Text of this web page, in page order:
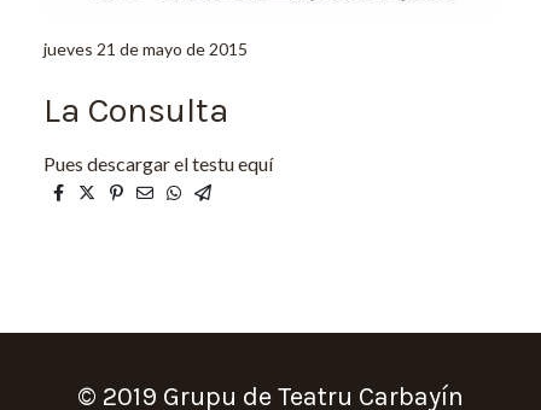
jueves 21 de mayo de 2015
La Consulta
Pues descargar el testu equí
© 2019 Grupu de Teatru Carbayín